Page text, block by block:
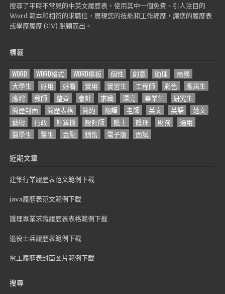
搜尋了平時不常見的中英文履歷表，使用其中一個免費、引人注目的
Word 範本和相符的求職信，展現您的技能和工作經歷，讓您的履歷表
或學歷履歷 (CV) 脫穎而出。
標籤
WORD WORD格式 WORD模板 個性 創意 助理
商務
大學生
好用 好看 實用 實習生 工程師 彩色
應屆生
應聘
教師 整齊 會計 求職 漂亮 畢業生
研究生
簡歷封面
簡歷表格 簡約 翻譯 老師 英文 英語
范文
藝術
行政 計算機 設計師 護士 護理 財務
通用
醫學生
醫生 金融 銷售 電子版 面試
近期文章
建築行業履歷表范文範例下載
java履歷表范文範例下載
護理專業求職履歷表表格範例下載
退役士兵履歷表範例下載
電工履歷表封面圖片範例下載
搜尋